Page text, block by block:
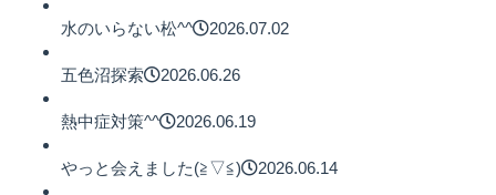
水のいらない松^^ 2026.07.02
五色沼探索 2026.06.26
熱中症対策^^ 2026.06.19
やっと会えました(≧▽≦) 2026.06.14